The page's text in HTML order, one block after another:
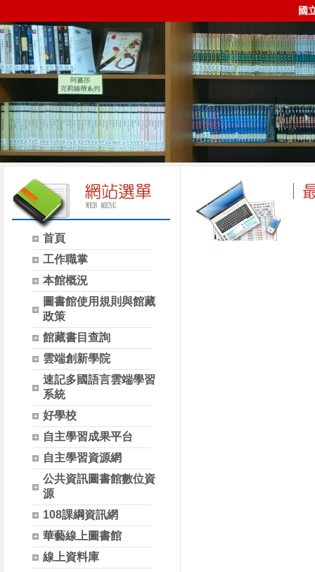
國
首頁
工作職掌
本館概況
圖書館使用規則與館藏
政策
館藏書目查詢
雲端創新學院
速記多國語言雲端學習
系統
好學校
自主學習成果平台
自主學習資源網
公共資訊圖書館數位資
源
108課綱資訊網
華藝線上圖書館
線上資料庫